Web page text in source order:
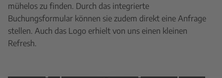
mühelos zu finden. Durch das integrierte
Buchungsformular können sie zudem direkt eine Anfrage
stellen. Auch das Logo erhielt von uns einen kleinen
Refresh.